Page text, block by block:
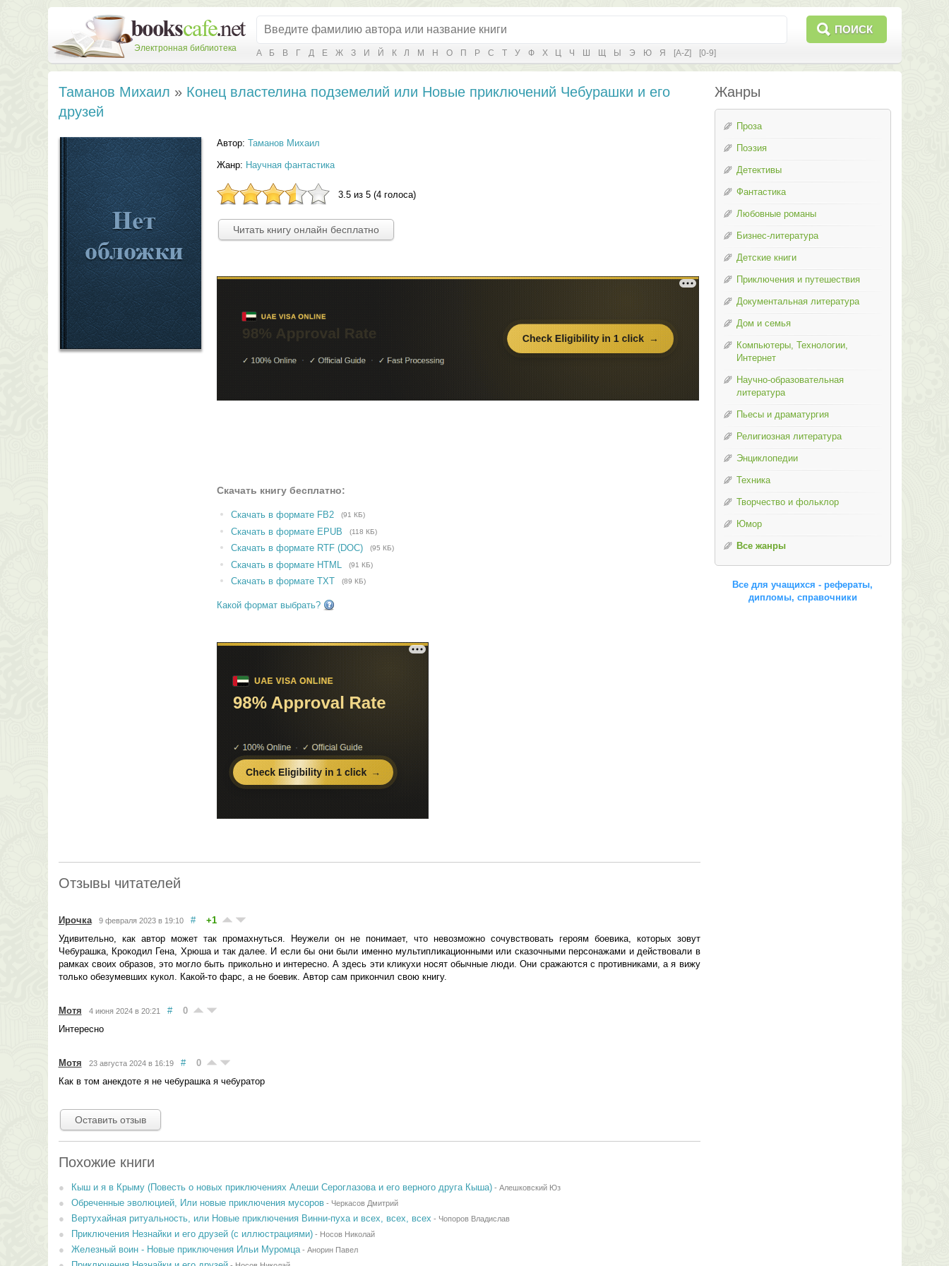
Электронная библиотека
ПОИСК
А Б В Г Д Е Ж З И Й К Л М Н О П Р С Т У Ф Х Ц Ч Ш Щ Ы Э Ю Я [A-Z] [0-9]
Таманов Михаил » Конец властелина подземелий или Новые приключений Чебурашки и его
друзей
Автор: Таманов Михаил
Жанр: Научная фантастика
3.5 из 5 (4 голоса)
Читать книгу онлайн бесплатно
Скачать книгу бесплатно:
Скачать в формате FB2 (91 КБ)
Скачать в формате EPUB (118 КБ)
Скачать в формате RTF (DOC) (95 КБ)
Скачать в формате HTML (91 КБ)
Скачать в формате TXT (89 КБ)
Какой формат выбрать?
Отзывы читателей
Ирочка 9 февраля 2023 в 19:10 #
+1
Удивительно, как автор может так промахнуться. Неужели он не понимает, что невозможно сочувствовать героям боевика, которых зовут
Чебурашка, Крокодил Гена, Хрюша и так далее. И если бы они были именно мультипликационными или сказочными персонажами и действовали в
рамках своих образов, это могло быть прикольно и интересно. А здесь эти кликухи носят обычные люди. Они сражаются с противниками, а я вижу
только обезумевших кукол. Какой-то фарс, а не боевик. Автор сам прикончил свою книгу.
Мотя 4 июня 2024 в 20:21 #
0
Интересно
Мотя 23 августа 2024 в 16:19 #
0
Как в том анекдоте я не чебурашка я чебуратор
Оставить отзыв
Похожие книги
Кыш и я в Крыму (Повесть о новых приключениях Алеши Сероглазова и его верного друга Кыша)- Алешковский Юз
Обреченные эволюцией, Или новые приключения мусоров- Черкасов Дмитрий
Вертухайная ритуальность, или Новые приключения Винни-пуха и всех, всех, всех - Чопоров Владислав
Приключения Незнайки и его друзей (с иллюстрациями)- Носов Николай
Железный воин - Новые приключения Ильи Муромца- Анорин Павел
Жанры
Проза
Поэзия
Детективы
Фантастика
Любовные романы
Бизнес-литература
Детские книги
Приключения и путешествия
Документальная литература
Дом и семья
Компьютеры, Технологии,
Интернет
Научно-образовательная
литература
Пьесы и драматургия
Религиозная литература
Энциклопедии
Техника
Творчество и фольклор
Юмор
Все жанры
Все для учащихся - рефераты,
дипломы, справочники